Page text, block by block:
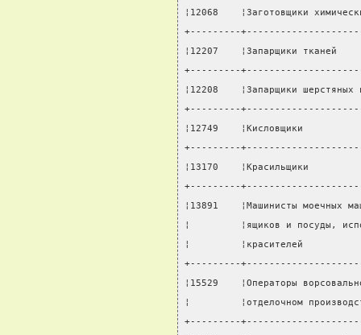
¦12068    ¦Заготовщики
+---------
¦12207    ¦Запарщики
+---------
¦12208    ¦Запарщики
+---------
¦12749    ¦Кисловщики
+---------
¦13170
+---------
¦13891    ¦Машинисты моечных
¦         ¦ящиков и посуды,
¦         ¦красителей
+---------
¦15529    ¦Операторы
¦         ¦отделочном
+---------